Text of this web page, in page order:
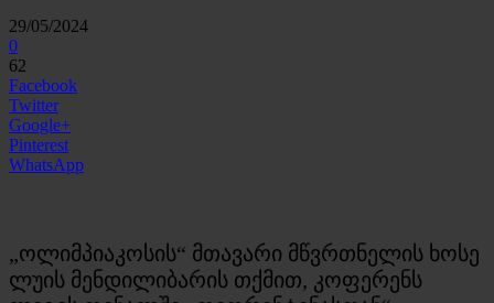
29/05/2024
0
62
Facebook
Twitter
Google+
Pinterest
WhatsApp
„ოლიმპიაკოსის“ მთავარი მწვრთნელის ხოსე
ლუის მენდილიბარის თქმით, კოფერენს